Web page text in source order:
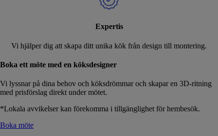
Expertis
Vi hjälper dig att skapa ditt unika kök från design till montering.
Boka ett möte med en köksdesigner
Vi lyssnar på dina behov och köksdrömmar och skapar en 3D-ritning
med prisförslag direkt under mötet.
*Lokala avvikelser kan förekomma i tillgänglighet för hembesök.
Boka möte